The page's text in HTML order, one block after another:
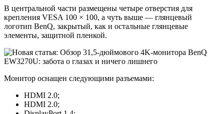
В центральной части размещены четыре отверстия для
крепления VESA 100 × 100, а чуть выше — глянцевый
логотип BenQ, закрытый, как и остальные глянцевые
элементы, защитной пленкой.
Монитор оснащен следующими разъемами:
HDMI 2.0;
HDMI 2.0;